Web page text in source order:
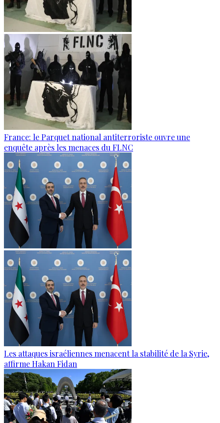
France: le Parquet national antiterroriste ouvre une
enquête après les menaces du FLNC
Les attaques israéliennes menacent la stabilité de la Syrie,
affirme Hakan Fidan